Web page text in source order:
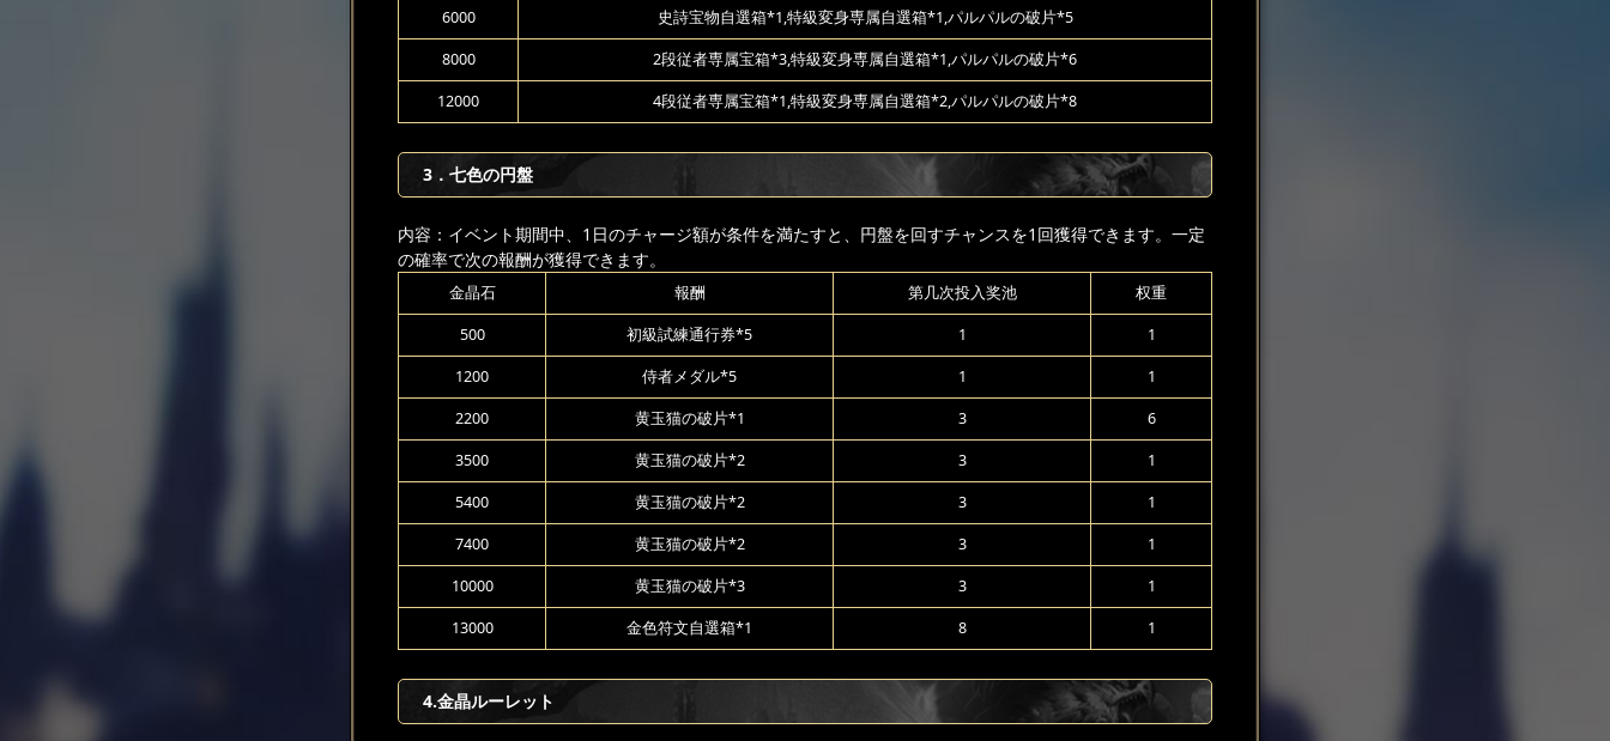
6000 史詩宝物自選箱*1,特級変身専属自選箱*1,パルパルの破片*5
8000 2段従者専属宝箱*3,特級変身専属自選箱*1,パルパルの破片*6
12000 4段従者専属宝箱*1,特級変身専属自選箱*2,パルパルの破片*8
3．七色の円盤
内容：イベント期間中、1日のチャージ額が条件を満たすと、円盤を回すチャンスを1回獲得できます。一定
の確率で次の報酬が獲得できます。
金晶石 報酬 第几次投入奖池 权重
500 初級試練通行券*5 1 1
1200 侍者メダル*5 1 1
2200 黄玉猫の破片*1 3 6
3500 黄玉猫の破片*2 3 1
5400 黄玉猫の破片*2 3 1
7400 黄玉猫の破片*2 3 1
10000 黄玉猫の破片*3 3 1
13000 金色符文自選箱*1 8 1
4.金晶ルーレット